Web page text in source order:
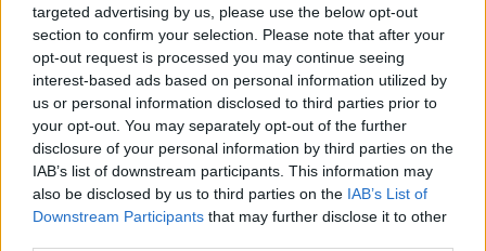
targeted advertising by us, please use the below opt-out
section to confirm your selection. Please note that after your
opt-out request is processed you may continue seeing
interest-based ads based on personal information utilized by
us or personal information disclosed to third parties prior to
your opt-out. You may separately opt-out of the further
disclosure of your personal information by third parties on the
IAB’s list of downstream participants. This information may
also be disclosed by us to third parties on the IAB’s List of
Downstream Participants that may further disclose it to other
Εξέλιξη σημαίνει συμφιλίωση. Με τον εαυτό
μας, με το σύμπαν, με τη φύση, με τους
ανθρώπους, με τα ζώα. Είναι μια διαδικασία
βαθιάς γνώσης, το να καταλαβαίνεις πώς
λειτουργούν όλα αυτά και να μαθαίνεις να
είσαι σε αρμονία μαζί τους. Και ναι, νιώθω
πως σε πολλά επίπεδα έχω μετακινηθεί, έχω
αλλάξει. Έχω έρθει πιο κοντά σε μια ειρήνη